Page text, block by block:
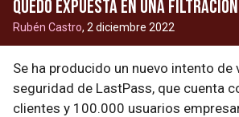
quedó expuesta en una
Rubén Castro, 2 diciembre 2022
Se ha producido un nuevo intento de
seguridad de LastPass, que cuenta
clientes y 100.000 usuarios